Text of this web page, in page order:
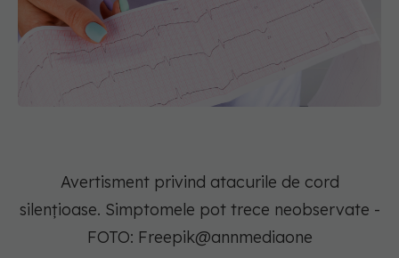
Avertisment privind atacurile de cord
silențioase. Simptomele pot trece neobservate -
FOTO: Freepik@annmediaone